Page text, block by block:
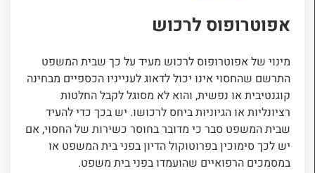
אפוטרופוס לרכוש
מינוי של אפוטרופוס לרכוש מעיד על כך שבית המשפט
התרשם שהחסוי אינו יכול לדאוג לענייניו הכספיים מבחינה
קוגנטיבית או נפשית, והוא לא מסוגל לקבל החלטות
רציונליות או הגיוניות ביחס לרכושו. יש בכך כדי להעיד
שבית המשפט סבר כי מדובר בחוסר כשירות של החסוי, אם
יש לכך סימוכין בפרוטוקול הדיון בפני בית המשפט או
במסמכים הרפואיים שהועמדו בפני בית משפט.